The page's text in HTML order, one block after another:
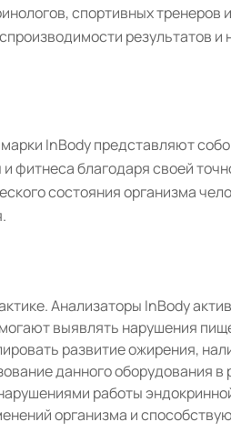
спортивных
результатов
InBody представляют
благодаря своей
состояния организма
Анализаторы InBody
выявлять нарушения
развитие ожирения,
данного оборудования
работы
организма и